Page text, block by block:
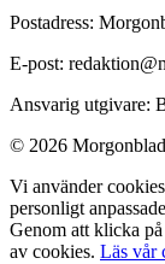
Postadress:
E-post:
Ansvarig utgivare:
© 2026
Vi använder
personligt
Genom att klicka
av cookies. Läs vår